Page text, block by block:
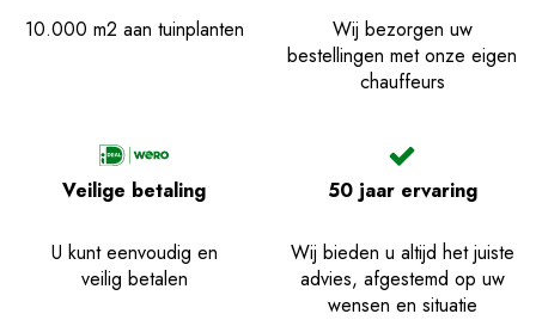
10.000 m2 aan tuinplanten
Wij bezorgen uw
bestellingen met onze eigen
chauffeurs
Veilige betaling
U kunt eenvoudig en
veilig betalen
50 jaar ervaring
Wij bieden u altijd het juiste
advies, afgestemd op uw
wensen en situatie